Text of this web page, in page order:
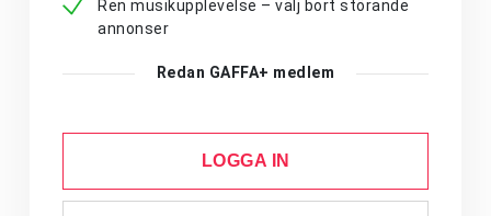
Ren musikupplevelse – välj bort störande
annonser
Redan GAFFA+ medlem
LOGGA IN